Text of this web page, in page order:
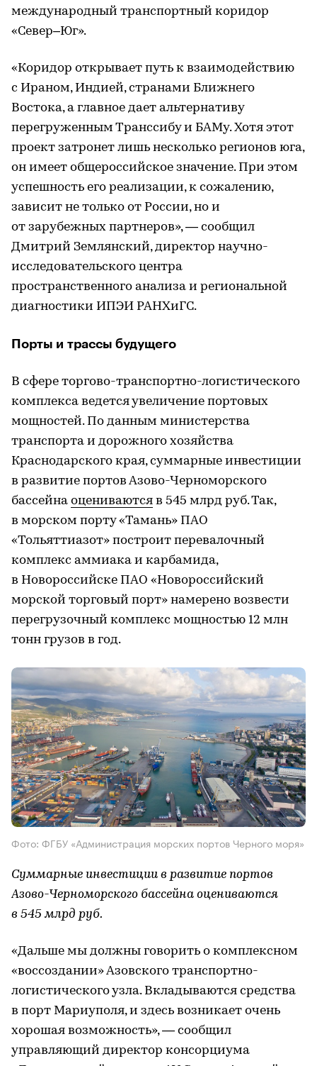
международный транспортный коридор
«Север–Юг».
«Коридор открывает путь к взаимодействию
с Ираном, Индией, странами Ближнего
Востока, а главное дает альтернативу
перегруженным Транссибу и БАМу. Хотя этот
проект затронет лишь несколько регионов юга,
он имеет общероссийское значение. При этом
успешность его реализации, к сожалению,
зависит не только от России, но и
от зарубежных партнеров», — сообщил
Дмитрий Землянский, директор научно-
исследовательского центра
пространственного анализа и региональной
диагностики ИПЭИ РАНХиГС.
Порты и трассы будущего
В сфере торгово-транспортно-логистического
комплекса ведется увеличение портовых
мощностей. По данным министерства
транспорта и дорожного хозяйства
Краснодарского края, суммарные инвестиции
в развитие портов Азово-Черноморского
бассейна оцениваются в 545 млрд руб. Так,
в морском порту «Тамань» ПАО
«Тольяттиазот» построит перевалочный
комплекс аммиака и карбамида,
в Новороссийске ПАО «Новороссийский
морской торговый порт» намерено возвести
перегрузочный комплекс мощностью 12 млн
тонн грузов в год.
Фото: ФГБУ «Администрация морских портов Черного моря»
Суммарные инвестиции в развитие портов
Азово-Черноморского бассейна оцениваются
в 545 млрд руб.
«Дальше мы должны говорить о комплексном
«воссоздании» Азовского транспортно-
логистического узла. Вкладываются средства
в порт Мариуполя, и здесь возникает очень
хорошая возможность», — сообщил
управляющий директор консорциума